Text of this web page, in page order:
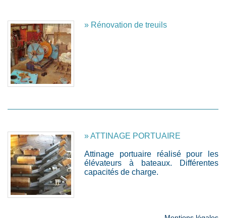
» Rénovation de treuils
» ATTINAGE PORTUAIRE
Attinage portuaire réalisé pour les
élévateurs à bateaux. Différentes
capacités de charge.